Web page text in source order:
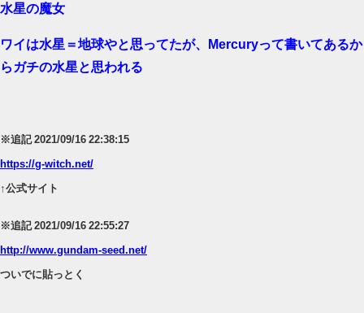
【競馬】G1・2勝 アスコリピチェーノが引退 繁殖入りへ
水星の魔女
ワイは水星＝地球やと思ってたが、Mercuryって書いてあるか
らガチの水星と思われる
※追記 2021/09/16 22:38:15
https://g-witch.net/
↑公式サイト
※追記 2021/09/16 22:55:27
http://www.gundam-seed.net/
ついでに貼っとく